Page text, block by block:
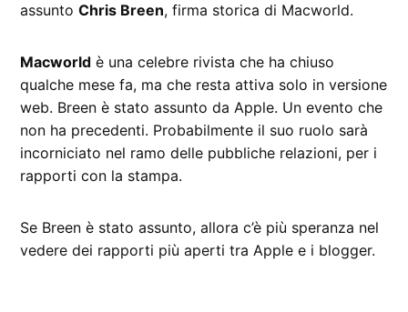
assuntoChris Breen, firma storica di Macworld.
Macworld è una celebre rivista che ha chiuso
qualche mese fa, ma che resta attiva solo in versione
web. Breen è stato assunto da Apple. Un evento che
non ha precedenti. Probabilmente il suo ruolo sarà
incorniciato nel ramo delle pubbliche relazioni, per i
rapporti con la stampa.
Se Breen è stato assunto, allora c’è più speranza nel
vedere dei rapporti più aperti tra Apple e i blogger.